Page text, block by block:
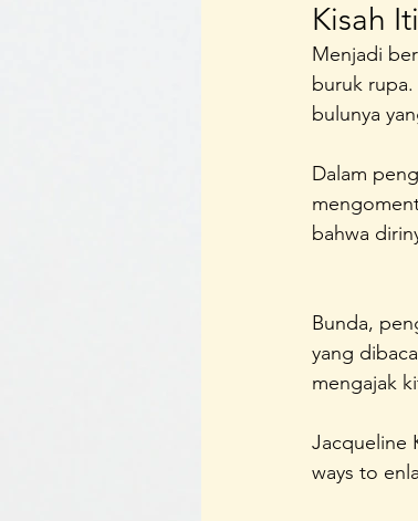
Kisah
Menjadi
buruk
bulunya
Dalam
bahwa
Bunda,
yang
mengajak
Jacqueline
ways to